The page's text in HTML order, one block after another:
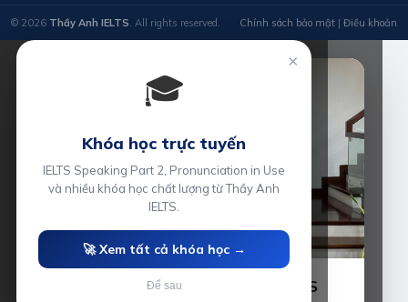
© 2026 Thầy Anh IELTS. All rights reserved. Chính sách bảo mật | Điều khoản
Luyện thi IELTS cùng Thầy Anh IELTS
×
🎓
Khóa học trực tuyến
IELTS Speaking Part 2, Pronunciation in Use
và nhiều khóa học chất lượng từ Thầy Anh
IELTS.
🚀 Xem tất cả khóa học →
Để sau